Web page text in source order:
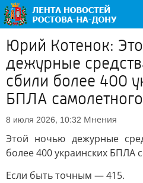
Юрий Котенок:
дежурные
сбили более 400
БПЛА
8 июля 2026, 10:32 Мнения
Этой ночью дежурные
более 400 украинских БПЛА
Если быть точным — 415.